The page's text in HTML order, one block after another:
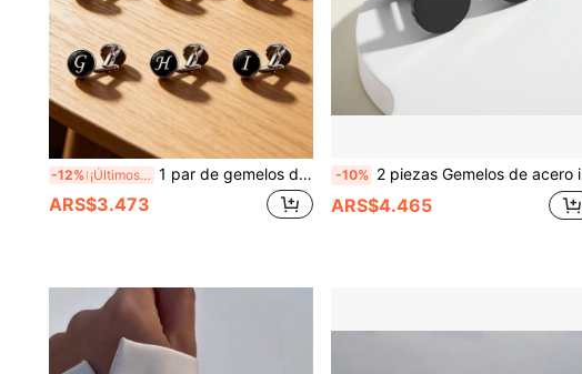
-12% ¡Últimos 3 días 1 par de gemelos de Halloween/boda para hombre con 26 letras del alfabeto inglés y piedras preciosas, accesorios de moda creativos para camisa francesa, gemelos de novio para temporada de bodas
ARS$3.473
-10% 2 piezas Gemelos de acero inoxidable con acabado espejo, botones de camisa de vestir para hombres, versátiles, regalo para amigos y Día del Padre, regalo para la temporada de bodas para el novio y padrinos
ARS$4.465